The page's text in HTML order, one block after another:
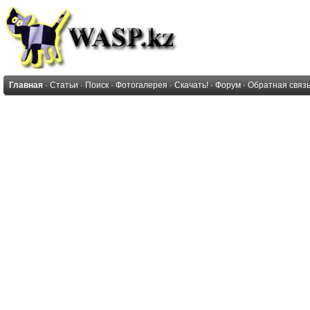
Главная · Статьи · Поиск · Фотогалерея · Скачать! · Форум · Обратная связь